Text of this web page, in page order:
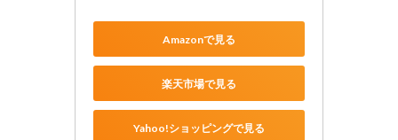
Amazonで見る
楽天市場で見る
Yahoo!ショッピングで見る